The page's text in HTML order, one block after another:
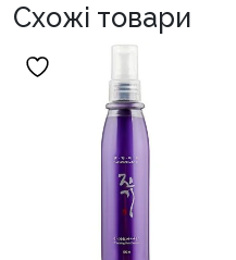
Схожі товари